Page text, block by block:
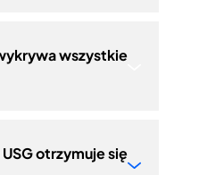
wszystkie
otrzymuje się